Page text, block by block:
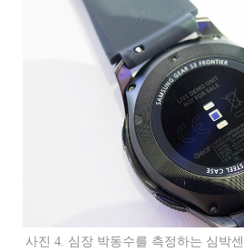
사진 4. 심장 박동수를 측정하는 심박